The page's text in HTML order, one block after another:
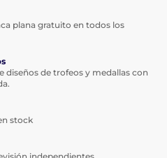
plana gratuito en todos los
diseños de trofeos y medallas con
stock